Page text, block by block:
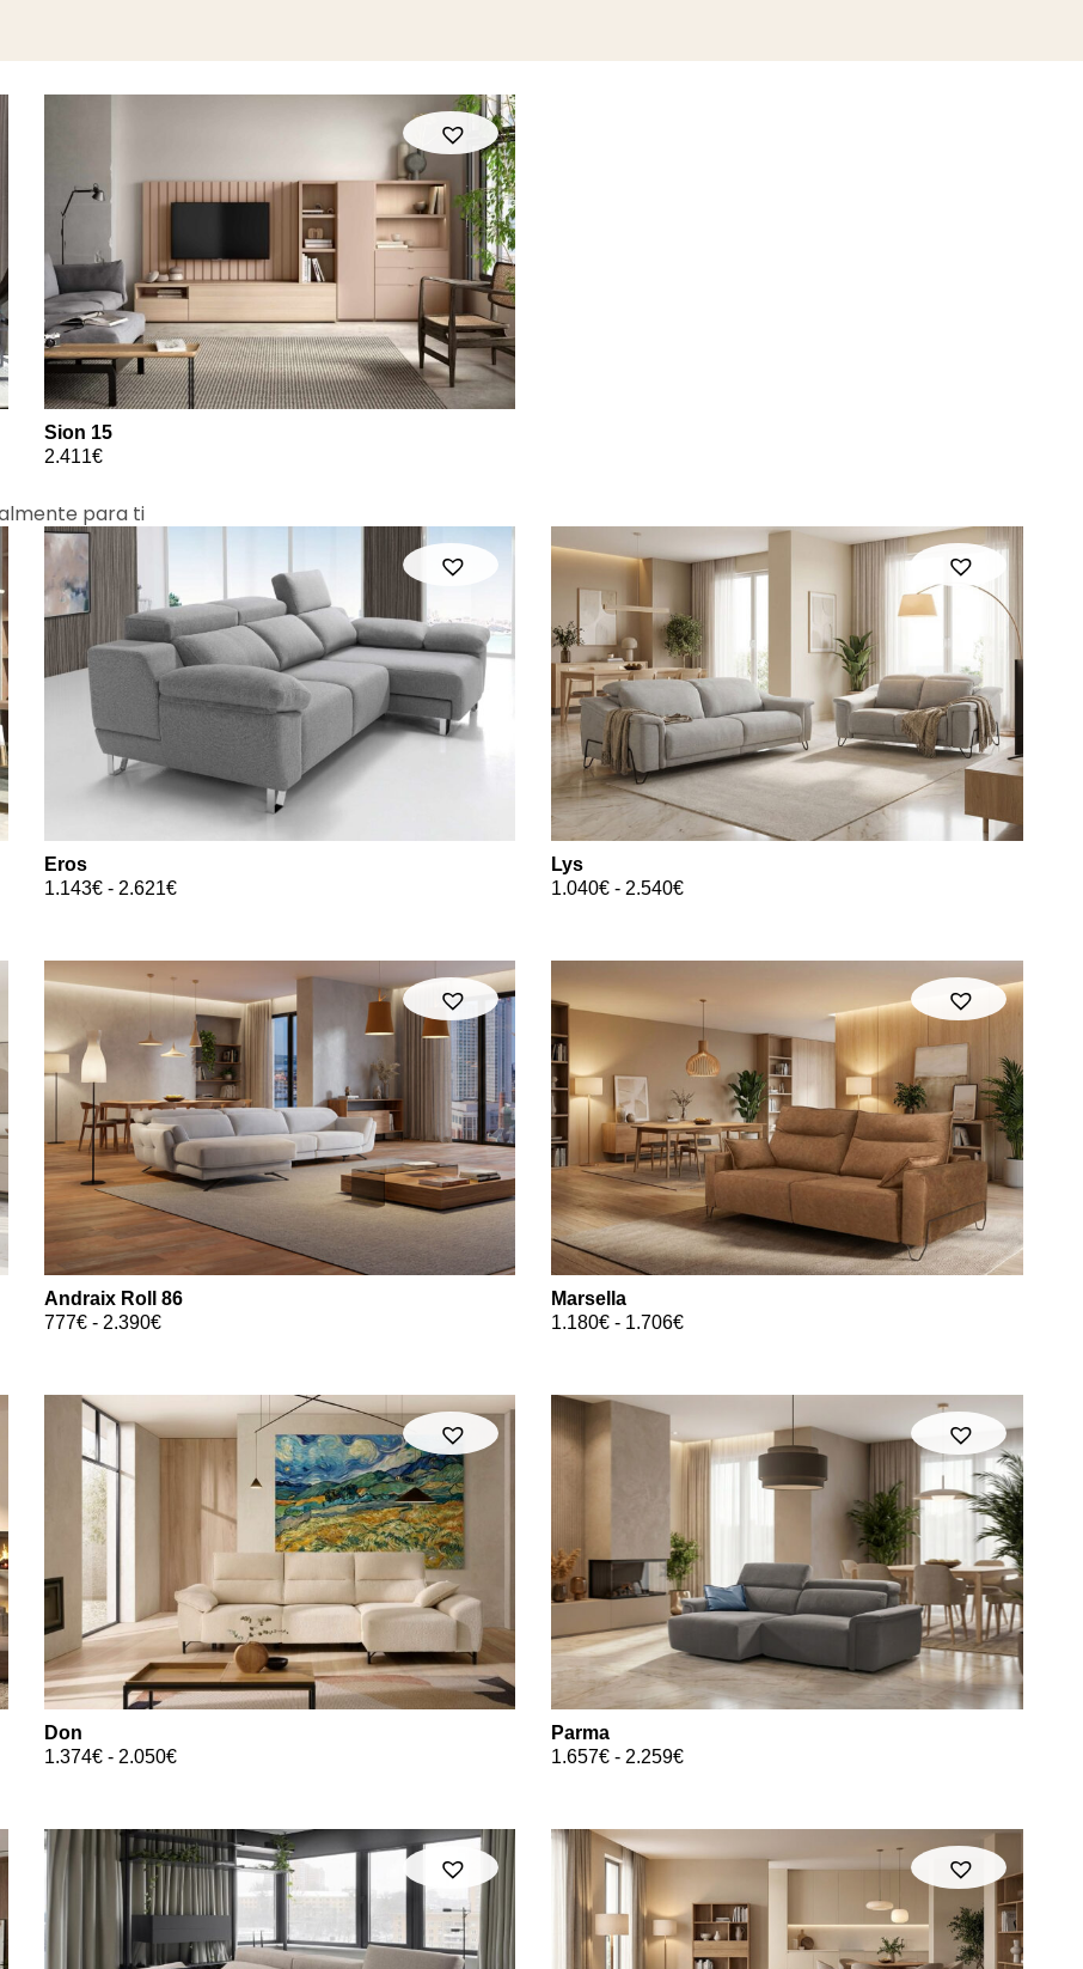
Sion 15
2.411€
para ti
Eros
1.143€ - 2.621€
Lys
1.040€ - 2.540€
Andraix Roll 86
777€ - 2.390€
Marsella
1.180€ - 1.706€
Don
1.374€ - 2.050€
Parma
1.657€ - 2.259€